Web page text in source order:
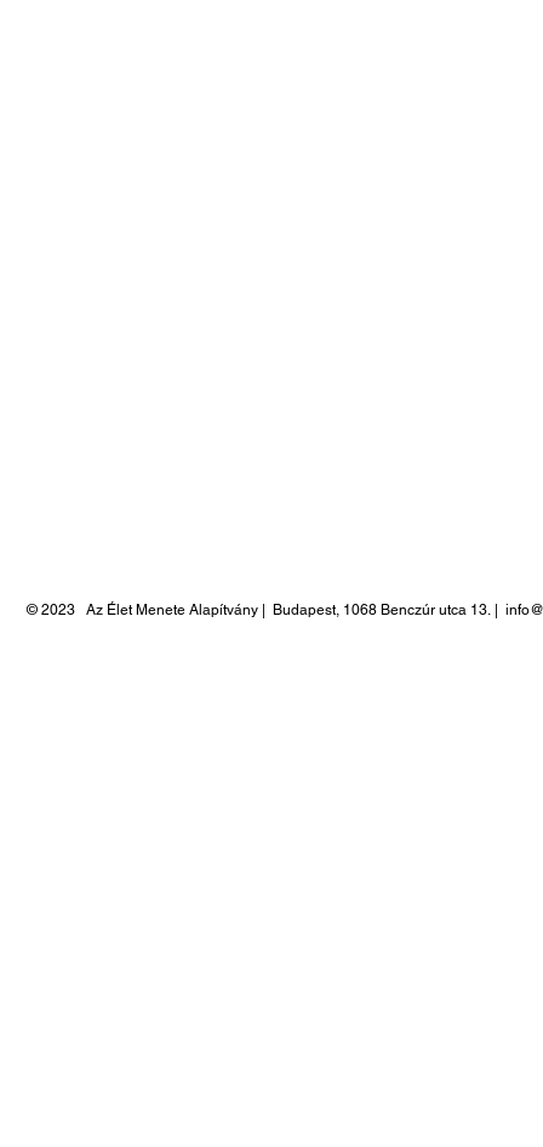
© 2023 Az Élet Menete Alapítvány | Budapest, 1068 Benczúr utca 13. |